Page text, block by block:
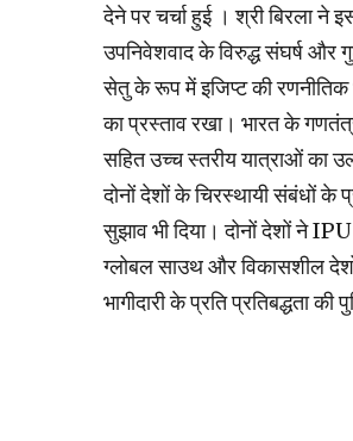
देने पर चर्चा हुई । श्री बिरला ने
उपनिवेशवाद के विरुद्ध संघर्ष
सेतु के रूप में इजिप्ट की
का प्रस्ताव रखा। भारत के
सहित उच्च स्तरीय यात्राओं का
दोनों देशों के चिरस्थायी संबंधों के
सुझाव भी दिया। दोनों देशों ने
ग्लोबल साउथ और विकासशील
भागीदारी के प्रति प्रतिबद्धता